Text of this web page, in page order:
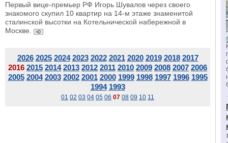
Первый вице-премьер РФ Игорь Шувалов через своего
знакомого скупил 10 квартир на 14-м этаже знаменитой
сталинской высотки на Котельнической набережной в
Москве.
2026 2025 2024 2023 2022 2021 2020 2019 2018 2017
2016 2015 2014 2013 2012 2011 2010 2009 2008 2007 2006
2005 2004 2003 2002 2001 2000 1999 1998 1997 1996 1995
1994 1993
01 02 03 04 05 06 07 08 09 10 11